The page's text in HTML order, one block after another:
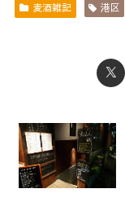
麦酒雑記 港区